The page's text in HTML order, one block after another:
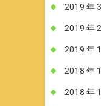
2019 年
2019 年
2019 年
2018 年
2018 年